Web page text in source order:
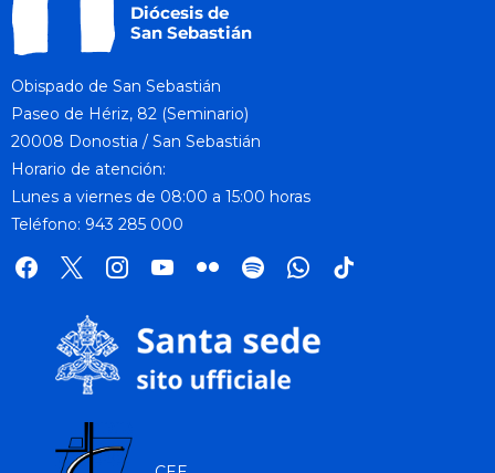
Obispado de San Sebastián
Paseo de Hériz, 82 (Seminario)
20008 Donostia / San Sebastián
Horario de atención:
Lunes a viernes de 08:00 a 15:00 horas
Teléfono: 943 285 000
facebook
x instagramyoutube
flickr spotifywhatsapp
tik